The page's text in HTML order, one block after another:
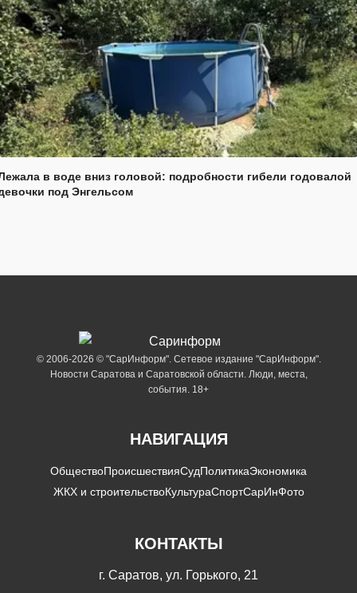
в воде вниз головой: подробности гибели годовалой
под Энгельсом
© 2006-2026 © "СарИнформ". Сетевое издание "СарИнформ".
Новости Саратова и Саратовской области. Люди, места,
события. 18+
НАВИГАЦИЯ
ОбществоПроисшествияСудПолитикаЭкономика
ЖКХ и строительствоКультураСпортСарИнФото
КОНТАКТЫ
г. Саратов, ул. Горького, 21